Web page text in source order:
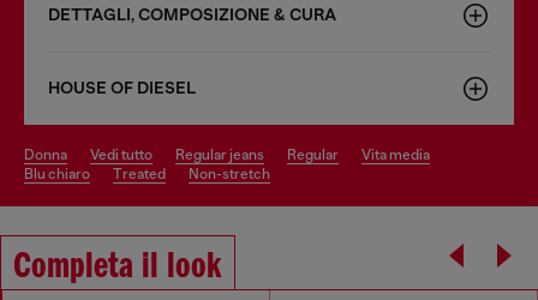
DETTAGLI, COMPOSIZIONE & CURA
HOUSE OF DIESEL
donna vedi tutto regular jeans regular
vita media
blu chiaro
treated non-stretch
Completa il look